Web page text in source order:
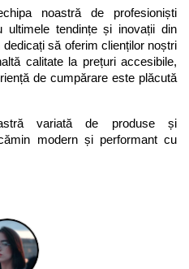
noastră de profesioniști
ultimele tendințe și inovații din
să oferim clienților noștri
calitate la prețuri accesibile,
de cumpărare este plăcută
variată de produse și
modern și performant cu